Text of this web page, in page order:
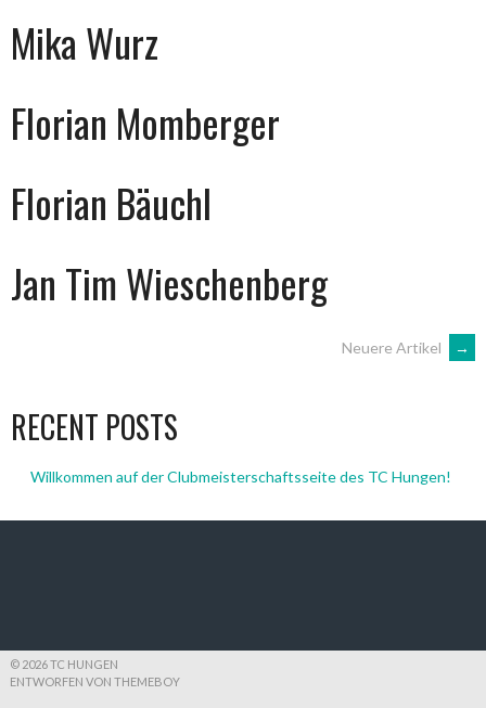
Mika Wurz
Florian Momberger
Florian Bäuchl
Jan Tim Wieschenberg
Neuere Artikel →
RECENT POSTS
Willkommen auf der Clubmeisterschaftsseite des TC Hungen!
© 2026 TC HUNGEN
ENTWORFEN VON THEMEBOY